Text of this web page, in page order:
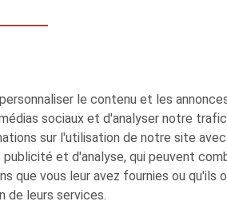
le contenu et les
sociaux et d'analyser notre
sur l'utilisation de notre site
et d'analyse, qui peuvent
que vous leur avez fournies ou qu'ils
de leurs services.
Associé
Arnout Crauwels
Senior Associate